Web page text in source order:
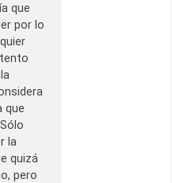
que
por lo
que
la
quizá
pero